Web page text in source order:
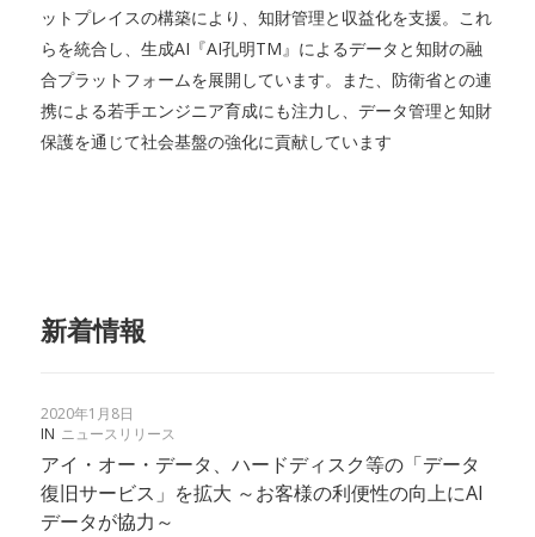
ットプレイスの構築により、知財管理と収益化を支援。これ
らを統合し、生成AI『AI孔明TM』によるデータと知財の融
合プラットフォームを展開しています。また、防衛省との連
携による若手エンジニア育成にも注力し、データ管理と知財
保護を通じて社会基盤の強化に貢献しています
新着情報
2020年1月8日
IN ニュースリリース
アイ・オー・データ、ハードディスク等の「データ
復旧サービス」を拡大 ～お客様の利便性の向上にAI
データが協力～